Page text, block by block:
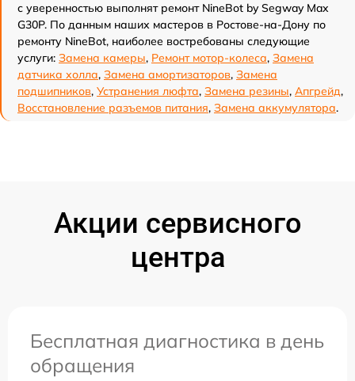
с уверенностью выполнят ремонт NineBot by Segway Max
G30P. По данным наших мастеров в Ростове-на-Дону по
ремонту NineBot, наиболее востребованы следующие
услуги: Замена камеры, Ремонт мотор-колеса, Замена
датчика холла, Замена амортизаторов, Замена
подшипников, Устранения люфта, Замена резины, Апгрейд,
Восстановление разъемов питания, Замена аккумулятора.
Акции сервисного
центра
Бесплатная диагностика в день
обращения